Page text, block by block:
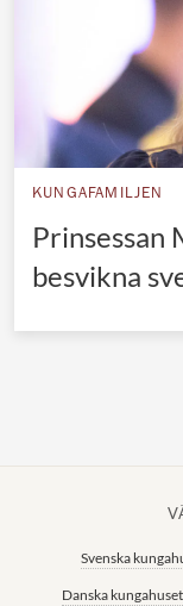
KUNGAFAMILJEN
Prinsessan
besvikna
Svenska
Danska kungahuset